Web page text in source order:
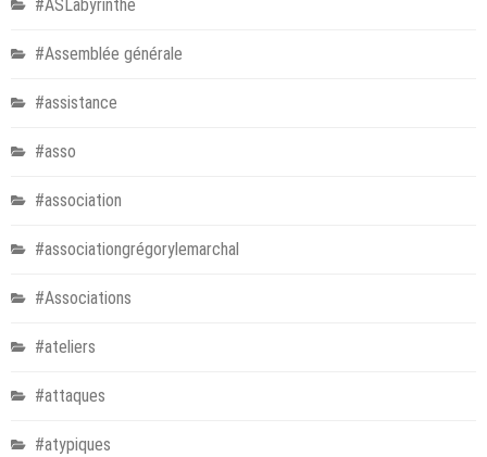
#ASLabyrinthe
#Assemblée générale
#assistance
#asso
#association
#associationgrégorylemarchal
#Associations
#ateliers
#attaques
#atypiques